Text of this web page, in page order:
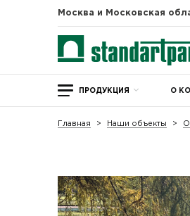
Москва и Московская
ПРОДУКЦИЯ О
Главная Наши объекты